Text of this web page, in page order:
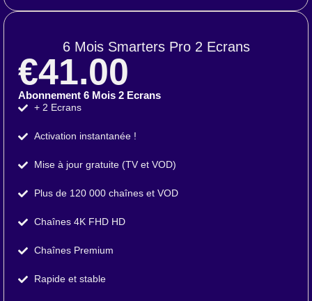
6 Mois Smarters Pro 2 Ecrans
€41.00
Abonnement 6 Mois 2 Ecrans
+ 2 Ecrans
Activation instantanée !
Mise à jour gratuite (TV et VOD)
Plus de 120 000 chaînes et VOD
Chaînes 4K FHD HD
Chaînes Premium
Rapide et stable